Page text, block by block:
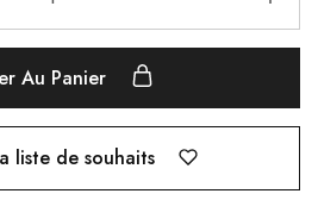
Au Panier
liste de souhaits